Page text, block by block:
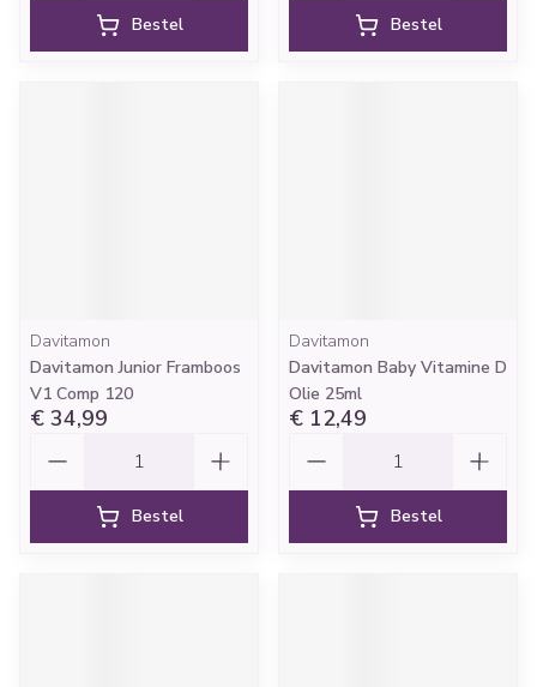
Bestel Bestel
Davitamon
Davitamon Junior Framboos
V1 Comp 120
€ 34,99
Bestel
Davitamon
Davitamon Baby Vitamine D
Olie 25ml
€ 12,49
Bestel